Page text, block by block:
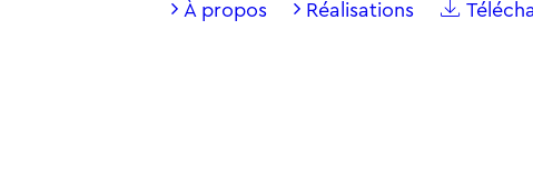
À propos Réalisations